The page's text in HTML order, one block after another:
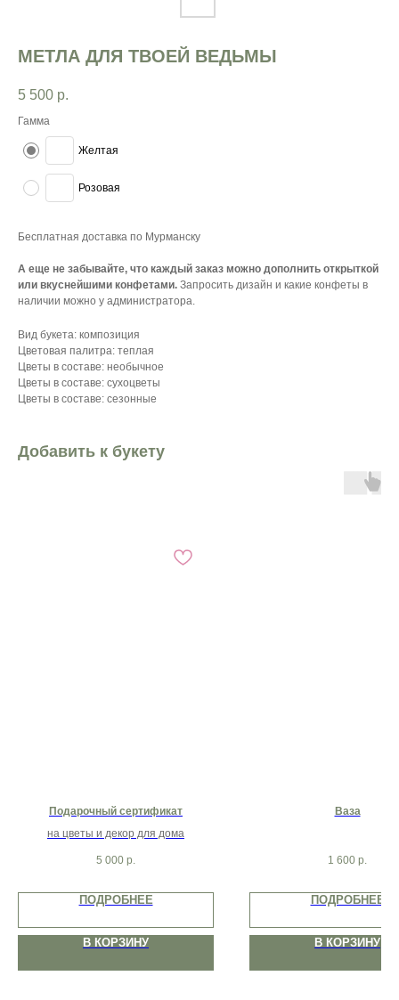
МЕТЛА ДЛЯ ТВОЕЙ ВЕДЬМЫ
5 500 р.
Гамма
Желтая
Розовая
Бесплатная доставка по Мурманску
А еще не забывайте, что каждый заказ можно дополнить открыткой
или вкуснейшими конфетами. Запросить дизайн и какие конфеты в
наличии можно у администратора.
Вид букета: композиция
Цветовая палитра: теплая
Цветы в составе: необычное
Цветы в составе: сухоцветы
Цветы в составе: сезонные
Добавить к букету
Подарочный сертификат
на цветы и декор для дома
5 000 р.
ПОДРОБНЕЕ
В КОРЗИНУ
Ваза
1 600 р.
ПОДРОБНЕЕ
В КОРЗИНУ